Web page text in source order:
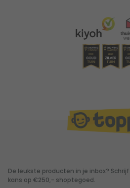
De leukste producten in je inbox?
kans op €250,- shoptegoed.